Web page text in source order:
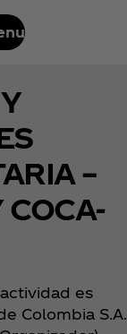
–
COCA-
es
Colombia S.A.